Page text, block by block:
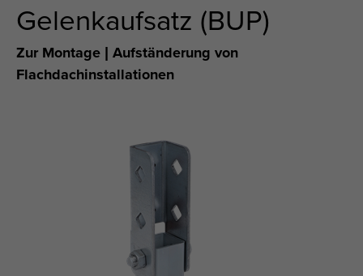
Gelenkaufsatz (BUP)
Zur Montage | Aufständerung von
Flachdachinstallationen